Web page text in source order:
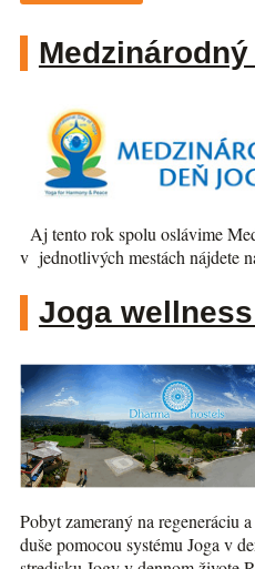
Aj tento rok spolu oslávime
v jednotlivých mestách nájdete
Joga
Pobyt zameraný na regeneráciu
duše pomocou systému Joga v